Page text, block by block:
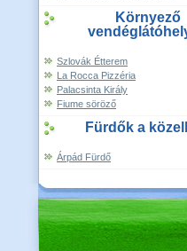
Környező
Szlovák Étterem
La Rocca Pizzéria
Palacsinta Király
Fiume söröző
Fürdők a
Árpád Fürdő